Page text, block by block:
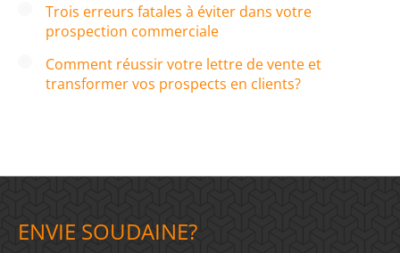
Trois erreurs fatales à éviter dans votre
prospection commerciale
Comment réussir votre lettre de vente et
transformer vos prospects en clients?
ENVIE SOUDAINE?